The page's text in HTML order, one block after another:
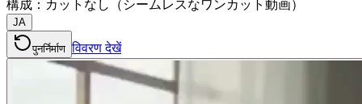
構成：カットなし（シームレスなワンカット動画）
JA
पुनर्निर्माण विवरण देखें